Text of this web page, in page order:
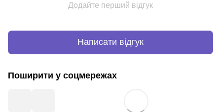
Додайте перший відгук
Написати відгук
Поширити у соцмережах